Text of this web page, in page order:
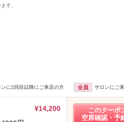
す。
ンに2回目以降にご来店の方 全員 サロンにご
¥14,200
このクーポ
空席確認・予